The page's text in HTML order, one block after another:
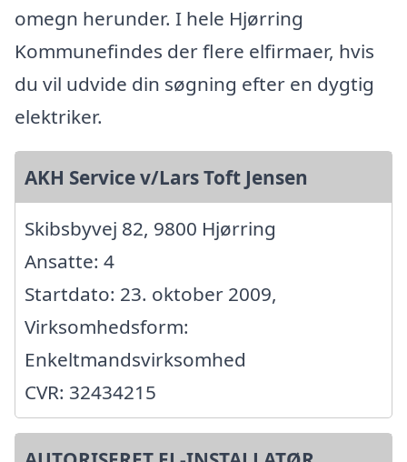
omegn herunder. I hele Hjørring
Kommunefindes der flere elfirmaer, hvis
du vil udvide din søgning efter en dygtig
elektriker.
AKH Service v/Lars Toft Jensen
Skibsbyvej 82, 9800 Hjørring
Ansatte: 4
Startdato: 23. oktober 2009,
Virksomhedsform:
Enkeltmandsvirksomhed
CVR: 32434215